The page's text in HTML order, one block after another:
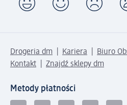
Drogeria dm Kariera
Biuro
Kontakt
Znajdź sklepy dm
Metody płatności